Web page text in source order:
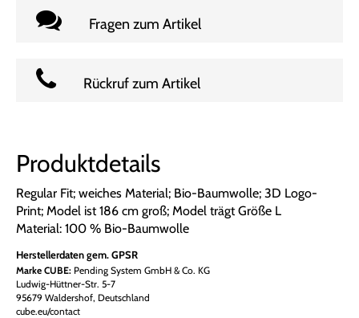
Fragen zum Artikel
Rückruf zum Artikel
Produktdetails
Regular Fit; weiches Material; Bio-Baumwolle; 3D Logo-
Print; Model ist 186 cm groß; Model trägt Größe L
Material: 100 % Bio-Baumwolle
Herstellerdaten gem. GPSR
Marke CUBE: Pending System GmbH & Co. KG
Ludwig-Hüttner-Str. 5-7
95679 Waldershof, Deutschland
cube.eu/contact